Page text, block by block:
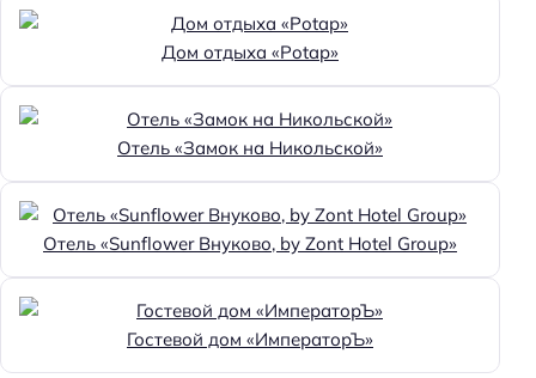
Дом отдыха «Potap»
Отель «Замок на Никольской»
Отель «Sunflower Внуково, by Zont Hotel Group»
Гостевой дом «ИмператорЪ»